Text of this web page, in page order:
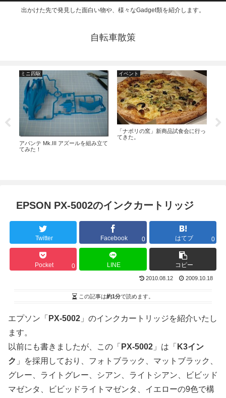
出かけた先で発見した面白い物や、様々なGadget類を紹介します。
自転車散策
ミニ四駆
アバンテ Mk.III アズールを組み立て
てみた！
イベント
「ナポリの窯」新商品試食会に行っ
てきた。
EPSON PX-5002のインクカートリッジ
Twitter Facebook 0 はてブ 0
Pocket 0 LINE コピー
2010.08.12 2009.10.18
この記事は約1分で読めます。
エプソン「 PX-5002 」のインクカートリッジを紹介いたし
ます。
以前にも書きましたが、この「 PX-5002 」は「 K3イン
ク 」を採用しており、フォトブラック、マットブラック、
グレー、ライトグレー、シアン、ライトシアン、ビビッド
マゼンタ、ビビッドライトマゼンタ、イエローの9色で構